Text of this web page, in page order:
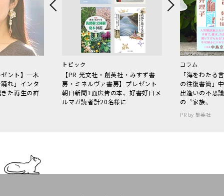
ント】一木
れ」インタ
た再生の群
トピック
【PR 光文社・創英社・みすず書
房・ミネルヴァ書房】プレゼント
朝日新聞1面広告の本、好書好日メ
ルマガ読者計20名様に
コラム
「海をわた
の往復書簡」
出逢いの不思
の〝家族〟
PR by 集英社